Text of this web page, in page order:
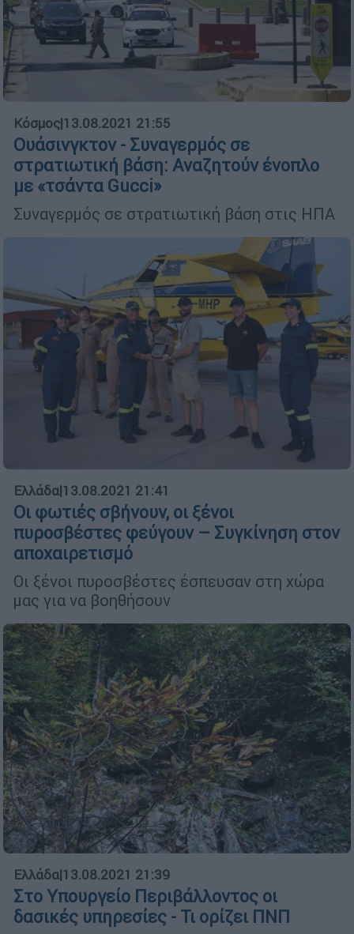
Κόσμος|13.08.2021 21:55
Ουάσινγκτον - Συναγερμός σε
στρατιωτική βάση: Αναζητούν ένοπλο
με «τσάντα Gucci»
Συναγερμός σε στρατιωτική βάση στις ΗΠΑ
Ελλάδα|13.08.2021 21:41
Οι φωτιές σβήνουν, οι ξένοι
πυροσβέστες φεύγουν – Συγκίνηση στον
αποχαιρετισμό
Οι ξένοι πυροσβέστες έσπευσαν στη χώρα
μας για να βοηθήσουν
Ελλάδα|13.08.2021 21:39
Στο Υπουργείο Περιβάλλοντος οι
δασικές υπηρεσίες - Τι ορίζει ΠΝΠ